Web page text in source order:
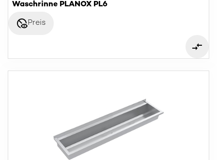
Waschrinne PLANOX PL6
disabled_visiblePreis